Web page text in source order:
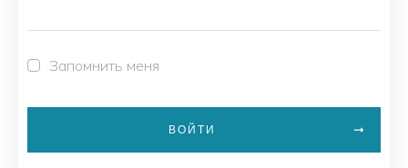
Запомнить меня
ВОЙТИ